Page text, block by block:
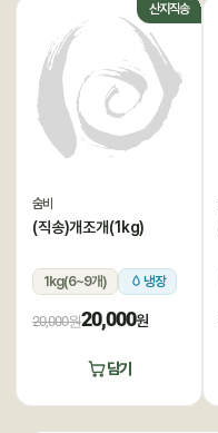
산지직송
숨비
(직송)개조개(1kg)
1kg(6~9개) 냉장
20,000원20,000원
담기